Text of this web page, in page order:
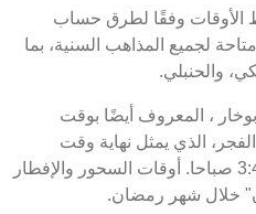
الأوقات وفقًا لطرق حساب
لجميع المذاهب السنية، بما
والحنبلي.
، المعروف أيضًا بوقت
، ووقت الفجر، الذي يمثل نهاية وقت
الإمساك في أنجان بوخار ، هو 3:44 صباحا. أوقات السحور والإفطار
خلال شهر رمضان.